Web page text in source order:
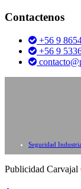
Contactenos
+56 9
+56 9
Seguridad
Publicidad